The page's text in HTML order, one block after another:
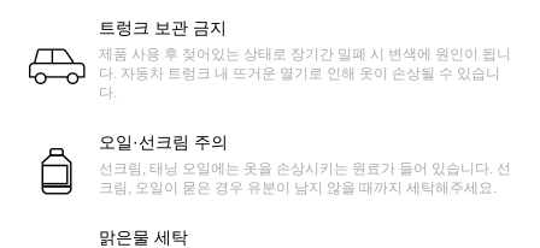
트렁크 보관 금지
제품 사용 후 젖어있는 상태로 장기간 밀폐 시 변색에 원인이 됩니
다. 자동차 트렁크 내 뜨거운 열기로 인해 옷이 손상될 수 있습니
다.
오일·선크림 주의
선크림, 태닝 오일에는 옷을 손상시키는 원료가 들어 있습니다. 선
크림, 오일이 묻은 경우 유분이 남지 않을 때까지 세탁해주세요.
맑은물 세탁